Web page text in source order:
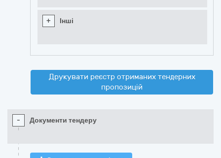
+ Інші
Друкувати реєстр отриманих тендерних
пропозицій
- Документи тендеру